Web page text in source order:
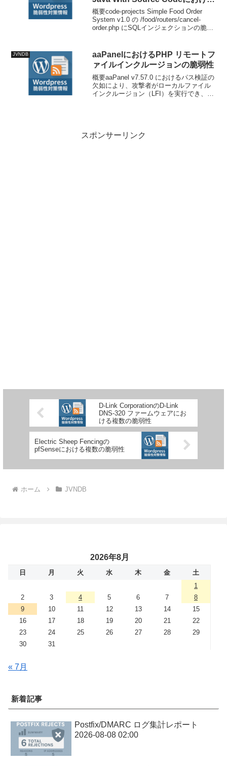
SQL インジェクションの脆弱性
概要code-projects Simple Food Order
System v1.0 の /food/routers/cancel-
order.php にSQLインジェクションの脆弱
JVNDB
aaPanelにおけるPHP リモートフ
ァイルインクルージョンの脆弱性
概要aaPanel v7.57.0 におけるパス検証の
欠如により、攻撃者がローカルファイル
インクルージョン（LFI）を実行でき、機
スポンサーリンク
D-Link CorporationのD-Link
DNS-320 ファームウェアにお
ける複数の脆弱性
Electric Sheep Fencingの
pfSenseにおける複数の脆弱性
ホーム JVNDB
2026年8月
日 月 火 水 木 金
土
1
2
3 4 5 6 7
8
9
10 11 12 13 14
15
16
17 18 19 20 21
22
23
24 25 26 27 28
29
30
31
« 7月
新着記事
Postfix/DMARC ログ集計レポート
2026-08-08 02:00